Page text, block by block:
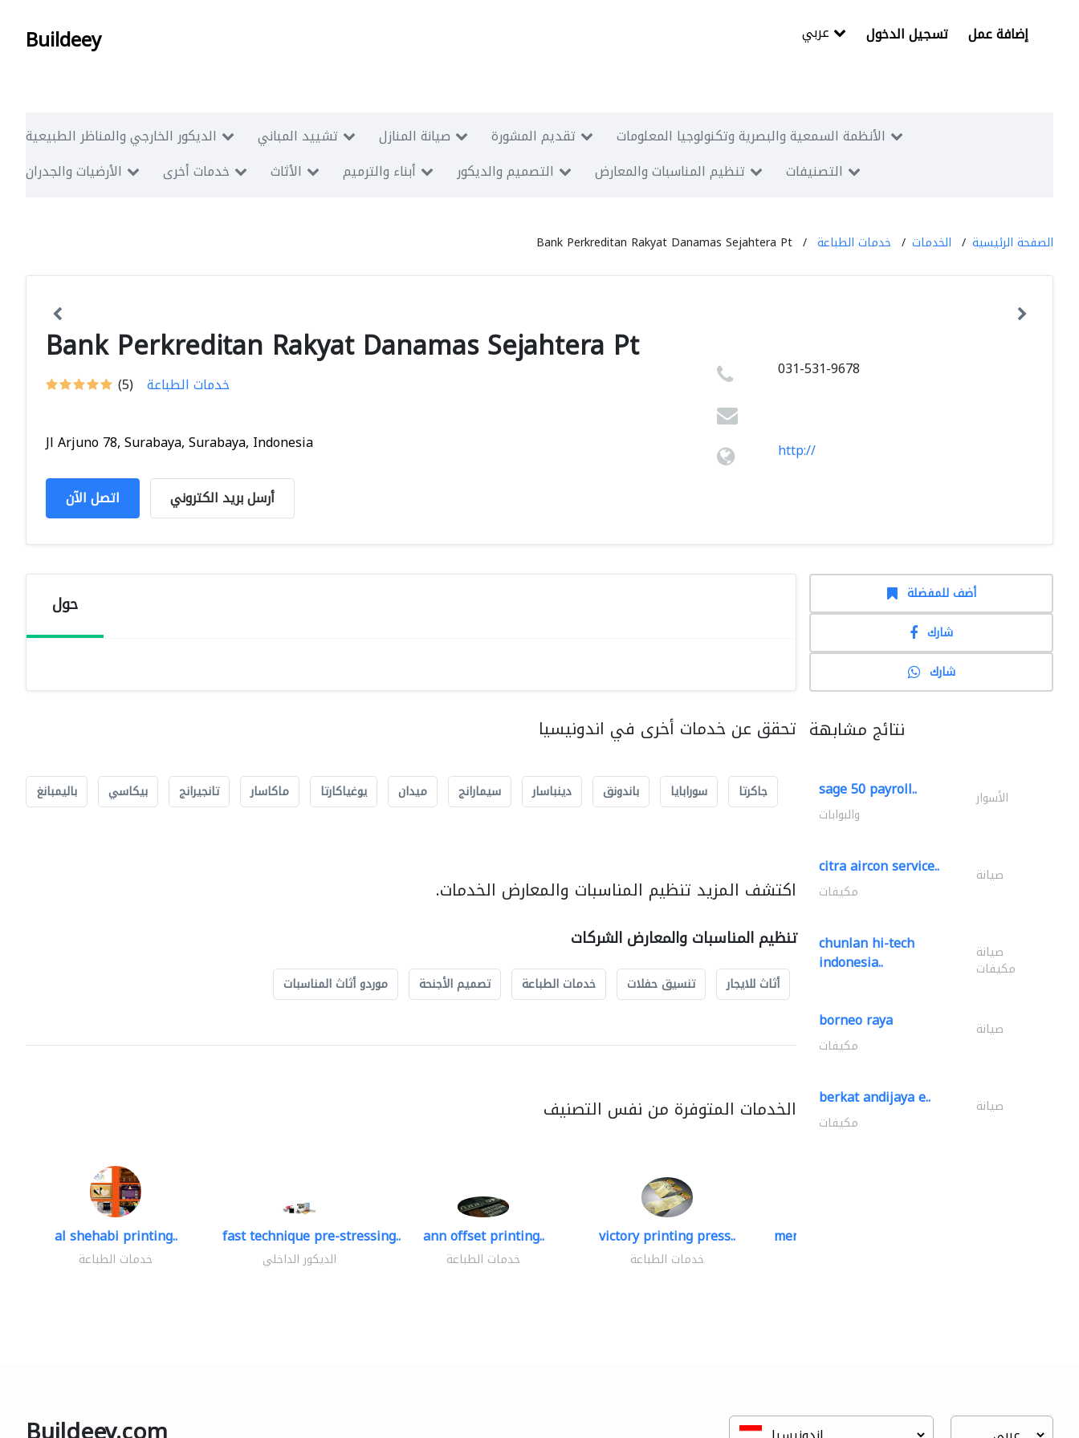
Buildeey تسجيل الدخول إضافة عمل
الديكور الخارجي والمناظر الطبيعية تشييد المباني صيانة المنازل تقديم المشورة
الأنظمة السمعية والبصرية وتكنولوجيا المعلومات
الأرضيات والجدران
خدمات أخرى الأثاث أبناء والترميم التصميم والديكور تنظيم المناسبات والمعارض التصنيفات
الصفحة الرئيسية الخدمات خدمات الطباعة Bank Perkreditan Rakyat Danamas Sejahtera Pt
Bank Perkreditan Rakyat Danamas Sejahtera Pt
(5) خدمات الطباعة
Jl Arjuno 78, Surabaya, Surabaya, Indonesia
اتصل الآن أرسل بريد الكتروني
031-531-9678
http://
حول
تحقق عن خدمات أخرى في اندونيسيا
جاكرتا سورابايا باندونق دينباسار سيمارانج ميدان يوغياكارتا ماكاسار تانجيرانج بيكاسي باليمبانغ
اكتشف المزيد تنظيم المناسبات والمعارض الخدمات.
تنظيم المناسبات والمعارض الشركات
أثاث للايجار تنسيق حفلات خدمات الطباعة تصميم الأجنحة موردو أثاث المناسبات
الخدمات المتوفرة من نفس التصنيف
al shehabi printing..
خدمات الطباعة
fast technique pre-stressing..
الديكور الداخلي
ann offset printing..
خدمات الطباعة
victory printing press..
خدمات الطباعة
mermaid digital printing..
أضف للمفضلة
شارك
شارك
نتائج مشابهة
sage 50 payroll.. الأسوار
والبوابات
citra aircon service.. صيانة
مكيفات
chunlan hi-tech
indonesia.. صيانة
مكيفات
borneo raya صيانة
مكيفات
berkat andijaya e.. صيانة
مكيفات